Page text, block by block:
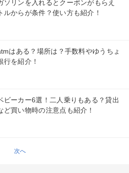
ソリンを入れるとクーポンがもらえ
ルからが条件？使い方も紹介！
はある？場所は？手数料やゆうちょ
行を紹介！
ビーカー6選！二人乗りもある？貸出
ど買い物時の注意点も紹介！
次へ